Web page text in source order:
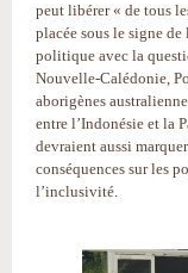
peut libérer « de tous
placée sous le signe
politique avec la
Nouvelle-Calédonie,
aborigènes
entre l’Indonésie et la
devraient aussi
conséquences sur les
l’inclusivité.